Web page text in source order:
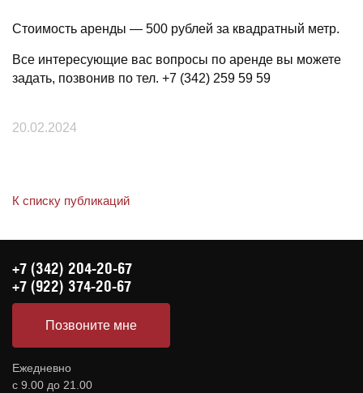
Стоимость аренды — 500 рублей за квадратный метр.
Все интересующие вас вопросы по аренде вы можете
задать, позвонив по тел. +7 (342) 259 59 59
20.02.2024
К списку публикаций
+7 (342) 204-20-67
+7 (922) 374-20-67
Позвоните мне
Ежедневно
с 9.00 до 21.00